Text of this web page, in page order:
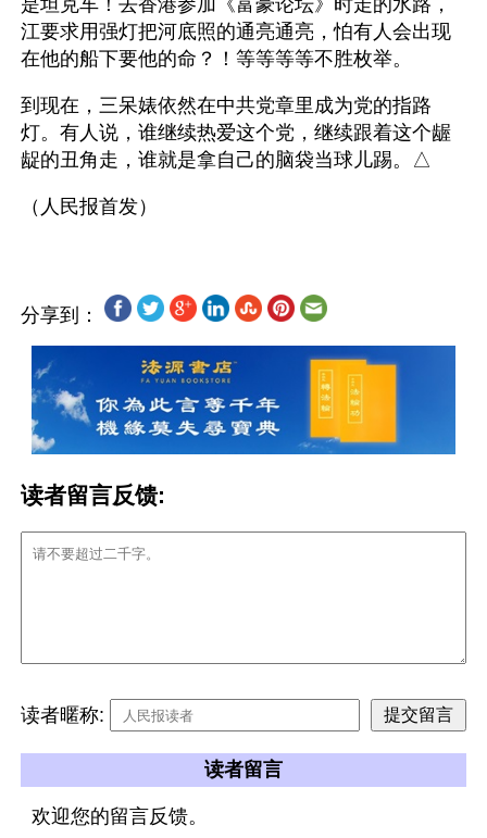
江要求用强灯把河底照的通亮通亮，怕有人会出现
在他的船下要他的命？！等等等等不胜枚举。
到现在，三呆婊依然在中共党章里成为党的指路
灯。有人说，谁继续热爱这个党，继续跟着这个龌
龊的丑角走，谁就是拿自己的脑袋当球儿踢。△
分享到：
读者留言反馈:
读者暱称:
读者留言
欢迎您的留言反馈。